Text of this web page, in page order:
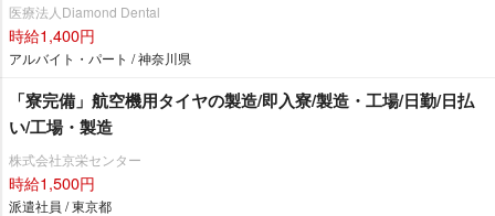
医療法人Diamond Dental
時給1,400円
アルバイト・パート / 神奈川県
「寮完備」航空機用タイヤの製造/即入寮/製造・工場/日勤/日払
い/工場・製造
株式会社京栄センター
時給1,500円
派遣社員 / 東京都